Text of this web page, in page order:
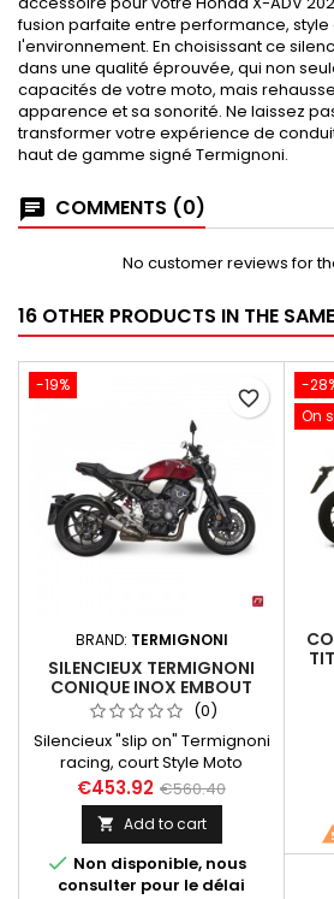
fusion parfaite entre performance,
l'environnement. En choisissant ce
dans une qualité éprouvée, qui non
capacités de votre moto, mais
apparence et sa sonorité. Ne laissez
transformer votre expérience de
haut de gamme signé Termignoni.
COMMENTS (0)
No customer reviews for
16 OTHER PRODUCTS IN THE
-19%
BRAND: TERMIGNONI
SILENCIEUX TERMIGNONI
CONIQUE INOX EMBOUT
INOX POUR HONDA CB 1000
R 2018-2019
(0)
Silencieux "slip on" Termignoni
racing, court Style Moto
GP, conique finition
inox adatable au collecteur
d'origine pour Honda CB 1000 R
2018 2019.
€453.92 €560.40
 Add to cart
 Non disponible, nous
consulter pour le délai
favorite_border
-
On